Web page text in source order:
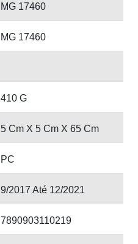
MG 17460
MG 17460
410 G
5 Cm X 5 Cm X 65 Cm
PC
9/2017 Até 12/2021
7890903110219